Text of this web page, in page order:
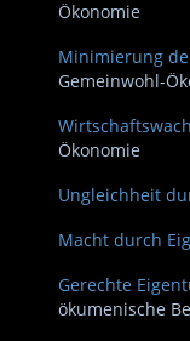
Ökonomie
Minimierung
Gemeinwohl-
Ökonomie
Ungleichheit
Macht durch
Gerechte
ökumenische